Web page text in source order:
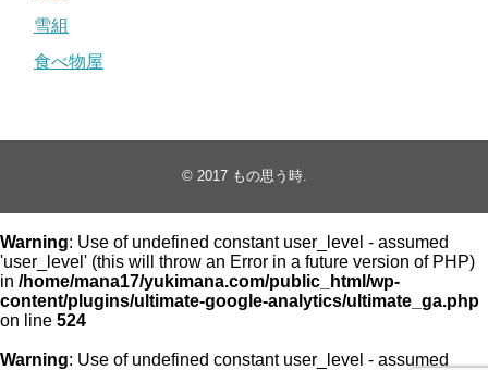
雪組
食べ物屋
© 2017 もの思う時.
Warning: Use of undefined constant user_level - assumed
'user_level' (this will throw an Error in a future version of PHP)
in /home/mana17/yukimana.com/public_html/wp-
content/plugins/ultimate-google-analytics/ultimate_ga.php
on line 524
Warning: Use of undefined constant user_level - assumed